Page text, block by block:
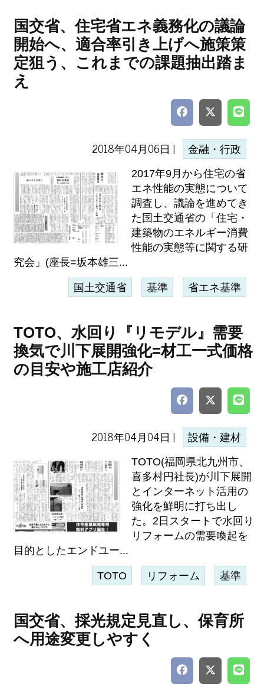
国交省、住宅省エネ義務化の議論
開始へ、適合率引き上げへ施策策
定狙う、これまでの課題抽出踏ま
え
2018年04月06日 | 金融・行政
2017年9月から住宅の省
エネ性能の実態について
調査し、議論を進めてき
た国土交通省の「住宅・
建築物のエネルギー消費
性能の実態等に関する研
究会」(座長=坂本雄三...
国土交通省 基準 省エネ基準
TOTO、水回り『リモデル』需要
換気で川下展開強化=材工一式価格
の目安や施工店紹介
2018年04月04日 | 設備・建材
TOTO(福岡県北九州市、
喜多村円社長)が川下展開
とインターネット活用の
強化を鮮明に打ち出し
た。2日スタートで水回り
リフォームの需要喚起を
目的としたエンドユー...
TOTO リフォーム 基準
国交省、採光規定見直し、保育所
へ用途変更しやすく